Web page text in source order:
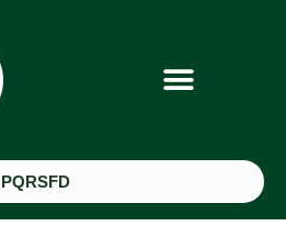
PQRSFD